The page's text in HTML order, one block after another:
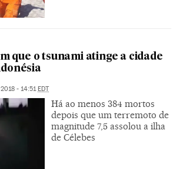
que o tsunami atinge a cidade
2018 - 14:51EDT
Há ao menos 384 mortos
depois que um terremoto de
magnitude 7,5 assolou a ilha
de Célebes